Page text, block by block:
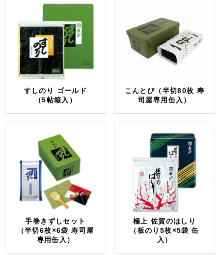
すしのり ゴールド
（5帖箱入）
こんとび（半切80枚 寿
司屋専用缶入）
手巻きずしセット
（半切6枚×6袋 寿司屋
専用缶入）
極上 佐賀のはしり
（板のり5枚×5袋 缶
入）